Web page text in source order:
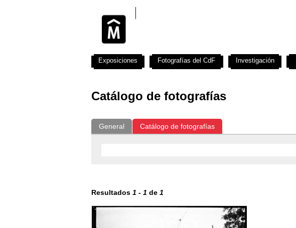
Catálogo de fotografías
General Catálogo de fotografías
Resultados 1 - 1 de 1
Exposiciones Fotografías del CdF Investigación